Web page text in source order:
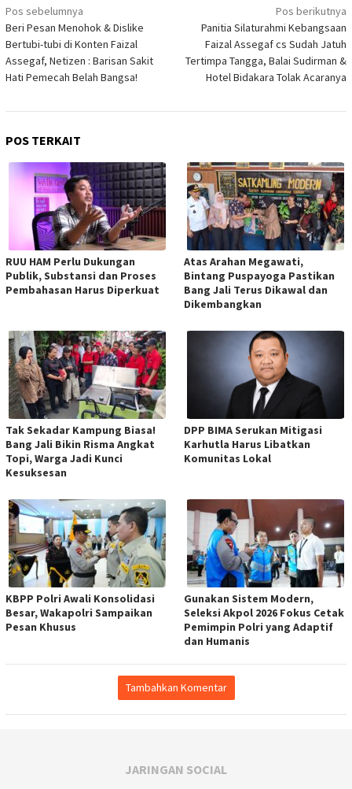
Navigasi
pos
Pos sebelumnya
Beri Pesan Menohok & Dislike
Bertubi-tubi di Konten Faizal
Assegaf, Netizen : Barisan Sakit
Hati Pemecah Belah Bangsa!
Pos berikutnya
Panitia Silaturahmi Kebangsaan
Faizal Assegaf cs Sudah Jatuh
Tertimpa Tangga, Balai Sudirman &
Hotel Bidakara Tolak Acaranya
POS TERKAIT
RUU HAM Perlu Dukungan
Publik, Substansi dan Proses
Pembahasan Harus Diperkuat
Atas Arahan Megawati,
Bintang Puspayoga Pastikan
Bang Jali Terus Dikawal dan
Dikembangkan
Tak Sekadar Kampung Biasa!
Bang Jali Bikin Risma Angkat
Topi, Warga Jadi Kunci
Kesuksesan
DPP BIMA Serukan Mitigasi
Karhutla Harus Libatkan
Komunitas Lokal
KBPP Polri Awali Konsolidasi
Besar, Wakapolri Sampaikan
Pesan Khusus
Gunakan Sistem Modern,
Seleksi Akpol 2026 Fokus Cetak
Pemimpin Polri yang Adaptif
dan Humanis
Tambahkan Komentar
JARINGAN SOCIAL